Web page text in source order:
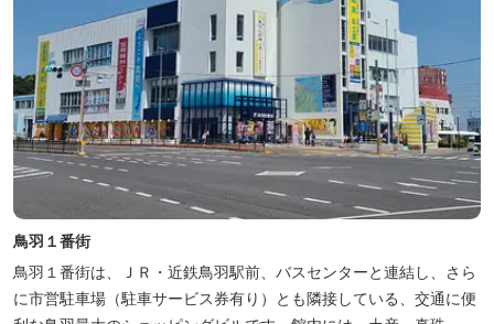
鳥羽１番街
鳥羽１番街は、ＪＲ・近鉄鳥羽駅前、バスセンターと連結し、さら
に市営駐車場（駐車サービス券有り）とも隣接している、交通に便